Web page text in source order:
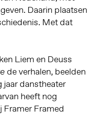
Daarin plaatsen
Met dat
Liem en Deuss
de verhalen, beelden
jaar danstheater
heeft nog
Framer Framed